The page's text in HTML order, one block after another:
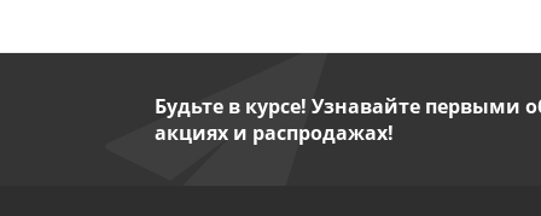
Будьте в курсе! Узнавайте первыми
акциях и распродажах!